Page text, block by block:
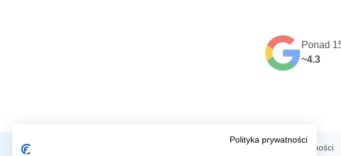
Ponad
~4.3
Formy płatności
Polityka prywatności